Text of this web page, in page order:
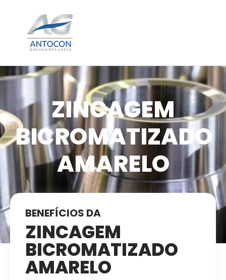
ZINCAGEM
BICROMATIZADO
AMARELO
BENEFÍCIOS DA
ZINCAGEM
BICROMATIZADO
AMARELO